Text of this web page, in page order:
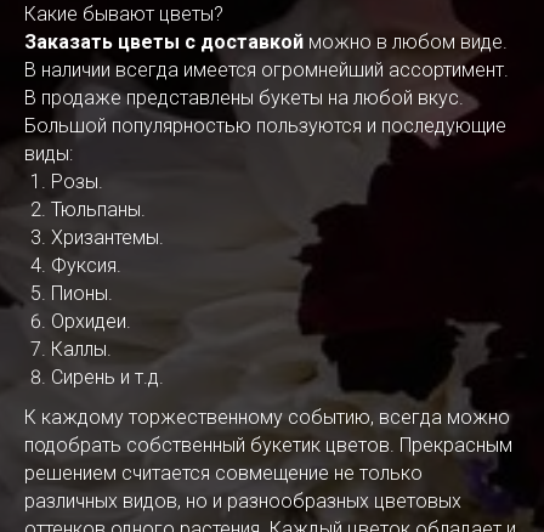
Какие бывают цветы?
Заказать цветы с доставкой можно в любом виде.
В наличии всегда имеется огромнейший ассортимент.
В продаже представлены букеты на любой вкус.
Большой популярностью пользуются и последующие
виды:
Розы.
Тюльпаны.
Хризантемы.
Фуксия.
Пионы.
Орхидеи.
Каллы.
Сирень и т.д.
К каждому торжественному событию, всегда можно
подобрать собственный букетик цветов. Прекрасным
решением считается совмещение не только
различных видов, но и разнообразных цветовых